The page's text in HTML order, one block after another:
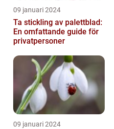
09 januari 2024
Ta stickling av palettblad:
En omfattande guide för
privatpersoner
09 januari 2024